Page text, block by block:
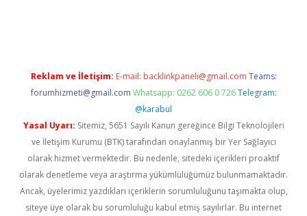
Reklam ve İletişim: E-mail: backlinkpaneli@gmail.com Teams:
forumhizmeti@gmail.com Whatsapp: 0262 606 0 726 Telegram:
@karabul
Yasal Uyarı: Sitemiz, 5651 Sayılı Kanun gereğince Bilgi Teknolojileri
ve İletişim Kurumu (BTK) tarafından onaylanmış bir Yer Sağlayıcı
olarak hizmet vermektedir. Bu nedenle, sitedeki içerikleri proaktif
olarak denetleme veya araştırma yükümlülüğümüz bulunmamaktadır.
Ancak, üyelerimiz yazdıkları içeriklerin sorumluluğunu taşımakta olup,
siteye üye olarak bu sorumluluğu kabul etmiş sayılırlar. Bu internet